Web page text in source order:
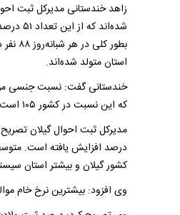
استان متولد شده‌اند.
که این نسبت در کشور ۱۰۵ است.
کشور گیلان و بیشتر استان
وی افزود: بیشترین نرخ خام موالید در استان مربوط